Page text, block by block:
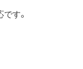
す。